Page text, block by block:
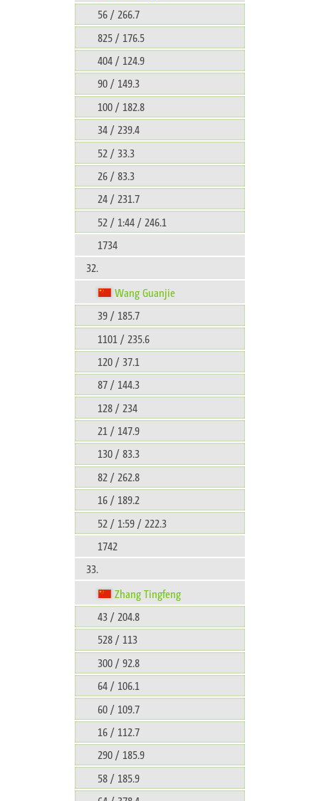
56 / 266.7
825 / 176.5
404 / 124.9
90 / 149.3
100 / 182.8
34 / 239.4
52 / 33.3
26 / 83.3
24 / 231.7
52 / 1:44 / 246.1
1734
32.
Wang Guanjie
39 / 185.7
1101 / 235.6
120 / 37.1
87 / 144.3
128 / 234
21 / 147.9
130 / 83.3
82 / 262.8
16 / 189.2
52 / 1:59 / 222.3
1742
33.
Zhang Tingfeng
43 / 204.8
528 / 113
300 / 92.8
64 / 106.1
60 / 109.7
16 / 112.7
290 / 185.9
58 / 185.9